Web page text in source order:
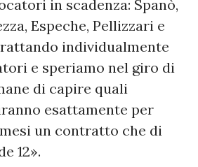
in scadenza: Spanò,
Espeche, Pellizzari e
individualmente
e speriamo nel giro di
di capire quali
esattamente per
un contratto che di
12».